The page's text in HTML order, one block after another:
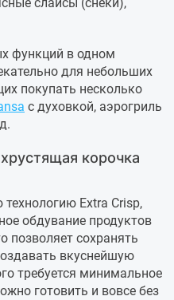
слайсы (снеки),
функций в одном
для небольших
покупать несколько
с духовкой, аэрогриль
корочка
Extra Crisp,
обдувание продуктов
позволяет сохранять
вкуснейшую
требуется минимальное
готовить и вовсе без